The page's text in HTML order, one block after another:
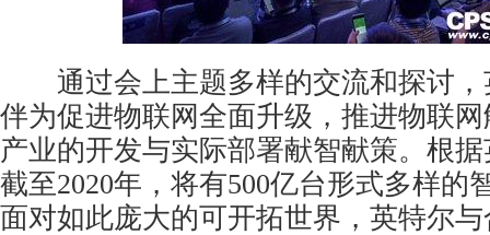
通过会上主题多样的交流和探讨，
伴为促进物联网全面升级，推进物联
产业的开发与实际部署献智献策。根
截至2020年，将有500亿台形式多样的
面对如此庞大的可开拓世界，英特尔